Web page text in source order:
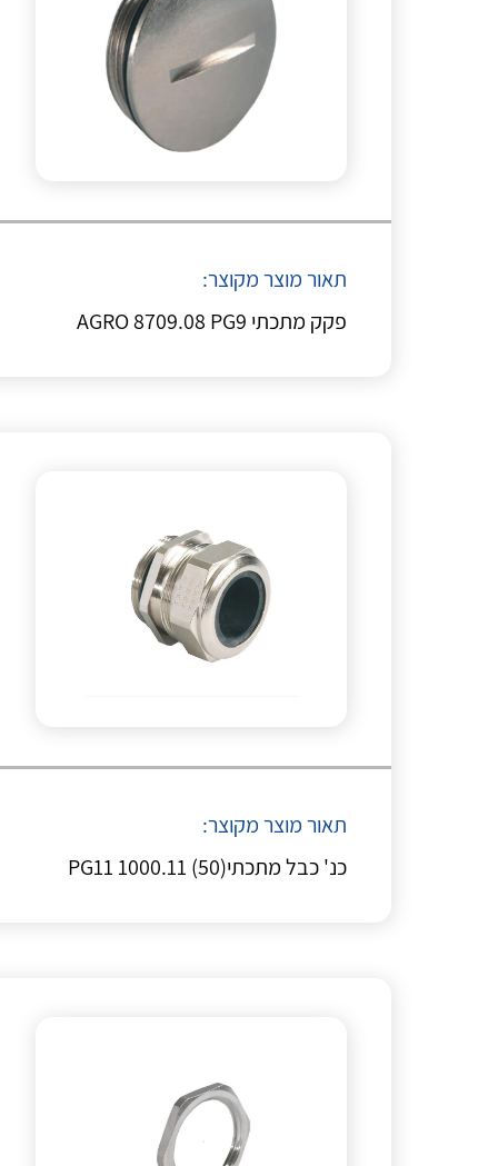
תאור מוצר מקוצר:
פקק מתכתי AGRO 8709.08 PG9
תאור מוצר מקוצר:
כנ' כבל מתכתי(PG11 1000.11 (50